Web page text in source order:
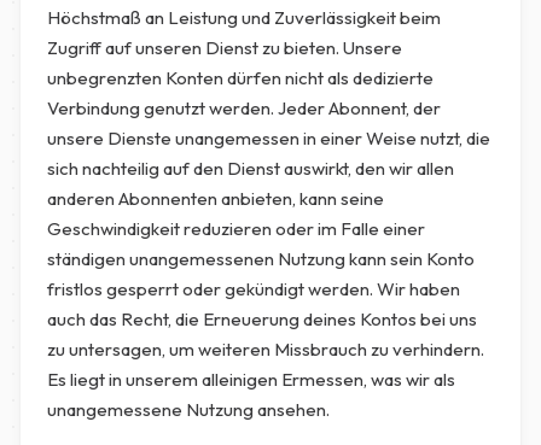
Höchstmaß an Leistung und Zuverlässigkeit beim
Zugriff auf unseren Dienst zu bieten. Unsere
unbegrenzten Konten dürfen nicht als dedizierte
Verbindung genutzt werden. Jeder Abonnent, der
unsere Dienste unangemessen in einer Weise nutzt, die
sich nachteilig auf den Dienst auswirkt, den wir allen
anderen Abonnenten anbieten, kann seine
Geschwindigkeit reduzieren oder im Falle einer
ständigen unangemessenen Nutzung kann sein Konto
fristlos gesperrt oder gekündigt werden. Wir haben
auch das Recht, die Erneuerung deines Kontos bei uns
zu untersagen, um weiteren Missbrauch zu verhindern.
Es liegt in unserem alleinigen Ermessen, was wir als
unangemessene Nutzung ansehen.